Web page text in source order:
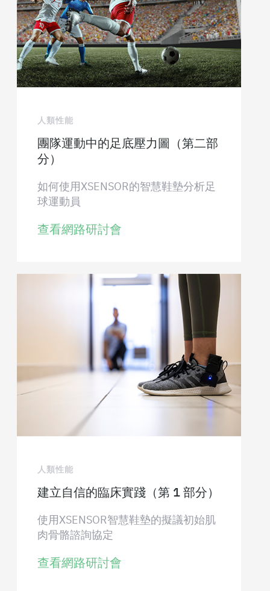
人類性能
團隊運動中的足底壓力圖（第二部
分）
如何使用XSENSOR的智慧鞋墊分析足
球運動員
查看網路研討會
人類性能
建立自信的臨床實踐（第 1 部分）
使用XSENSOR智慧鞋墊的擬議初始肌
肉骨骼諮詢協定
查看網路研討會